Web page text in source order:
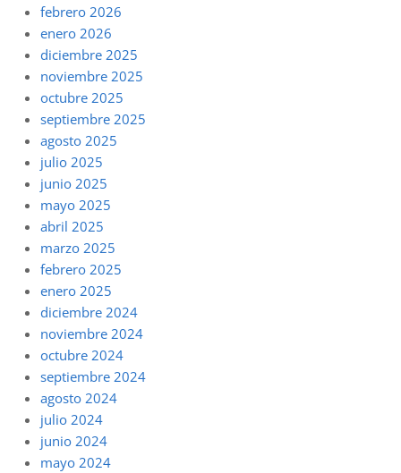
febrero 2026
enero 2026
diciembre 2025
noviembre 2025
octubre 2025
septiembre 2025
agosto 2025
julio 2025
junio 2025
mayo 2025
abril 2025
marzo 2025
febrero 2025
enero 2025
diciembre 2024
noviembre 2024
octubre 2024
septiembre 2024
agosto 2024
julio 2024
junio 2024
mayo 2024